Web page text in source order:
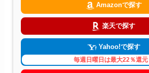
Amazonで探す
楽天で探す
Yahoo!で探す
毎週日曜日は最大22％還元